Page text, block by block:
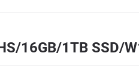
16GB/1TB SSD/